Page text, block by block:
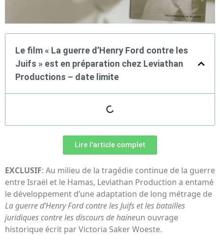
Le film « La guerre d’Henry Ford contre les
Juifs » est en préparation chez Leviathan
Productions – date limite
Lire l'article complet
EXCLUSIF: Au milieu de la tragédie continue de la guerre
entre Israël et le Hamas, Leviathan Production a entamé
le développement d’une adaptation de long métrage de
La guerre d’Henry Ford contre les Juifs et les batailles
juridiques contre les discours de haineun ouvrage
historique écrit par Victoria Saker Woeste.